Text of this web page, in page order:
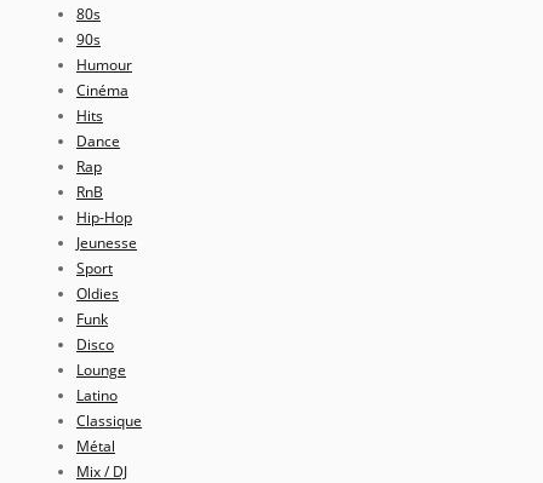
80s
90s
Humour
Cinéma
Hits
Dance
Rap
RnB
Hip-Hop
Jeunesse
Sport
Oldies
Funk
Disco
Lounge
Latino
Classique
Métal
Mix / DJ